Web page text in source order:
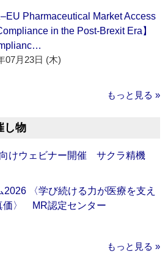
Pharmaceutical Market Access
in the Post-Brexit Era】
07月23日 (木)
もっと見る »
し物
けウェビナー開催 サクラ精機
〈学び続ける力が医療を支え
価〉 MR認定センター
もっと見る »